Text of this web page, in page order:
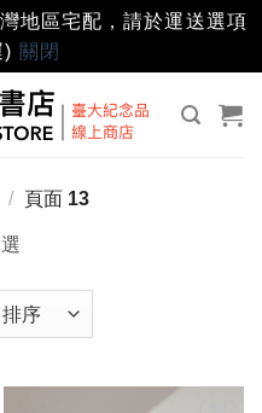
地區宅配，請於運送選項
) 關閉
/ 頁面 13